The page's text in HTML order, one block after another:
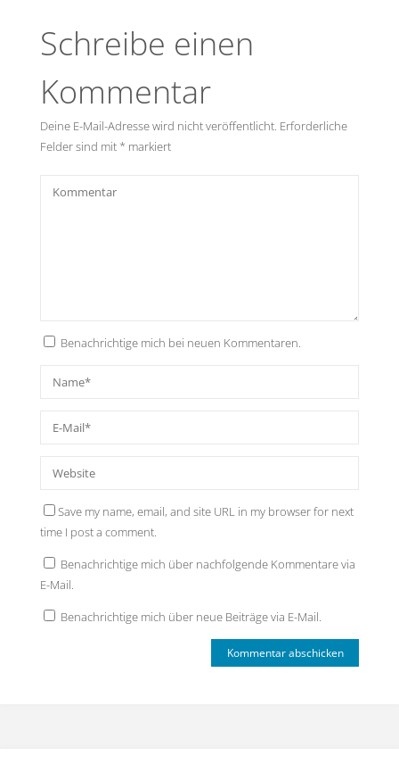
Schreibe einen
Kommentar
Deine E-Mail-Adresse wird nicht veröffentlicht. Erforderliche
Felder sind mit * markiert
Benachrichtige mich bei neuen Kommentaren.
Save my name, email, and site URL in my browser for next
time I post a comment.
Benachrichtige mich über nachfolgende Kommentare via
E-Mail.
Benachrichtige mich über neue Beiträge via E-Mail.